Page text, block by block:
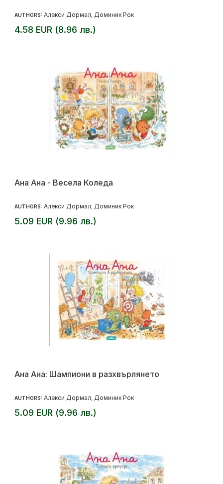
AUTHORS: Алекси Дормал Доминик Рок
4.58 EUR (8.96 лв.)
Ана Ана - Весела Коледа
AUTHORS: Алекси Дормал Доминик Рок
5.09 EUR (9.96 лв.)
Ана Ана: Шампиони в разхвърлянето
AUTHORS: Алекси Дормал Доминик Рок
5.09 EUR (9.96 лв.)